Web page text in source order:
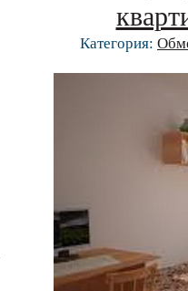
Категория: